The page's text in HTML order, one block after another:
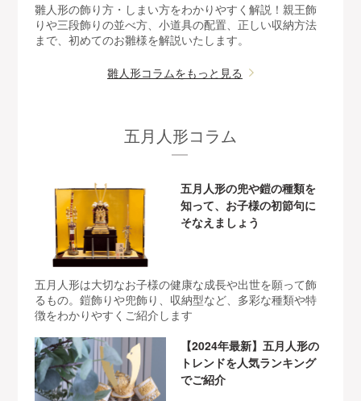
雛人形の飾り方・しまい方をわかりやすく解説！親王飾
りや三段飾りの並べ方、小道具の配置、正しい収納方法
まで、初めてのお雛様を解説いたします。
雛人形コラムをもっと見る
五月人形コラム
五月人形の兜や鎧の種類を
知って、お子様の初節句に
そなえましょう
五月人形は大切なお子様の健康な成長や出世を願って飾
るもの。鎧飾りや兜飾り、収納型など、多彩な種類や特
徴をわかりやすくご紹介します
【2024年最新】五月人形の
トレンドを人気ランキング
でご紹介